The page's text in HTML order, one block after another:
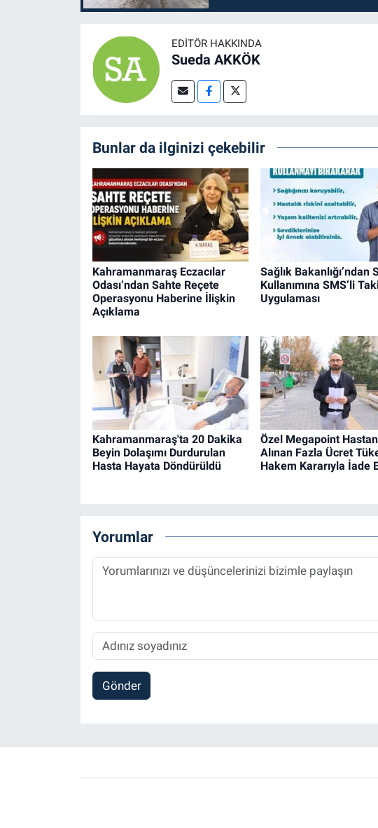
EDITÖR HAKKINDA
Sueda AKKÖK
Bunlar da ilginizi çekebilir
Kahramanmaraş Eczacılar
Odası’ndan Sahte Reçete
Operasyonu Haberine İlişkin
Açıklama
Sağlık Bakanlığı’ndan
Kullanımına SMS’li
Uygulaması
Kahramanmaraş'ta 20 Dakika
Beyin Dolaşımı Durdurulan
Hasta Hayata Döndürüldü
Özel Megapoint
Alınan Fazla Ücret
Hakem Kararıyla İade
Yorumlar
Gönder